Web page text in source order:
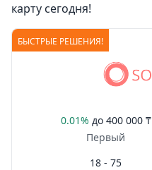
карту сегодня!
БЫСТРЫЕ РЕШЕНИЯ!
0.01% до 400 000 ₸
Первый
18 - 75